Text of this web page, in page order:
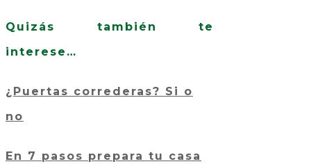
Quizás también te
interese…
¿Puertas correderas? Si o
no
En 7 pasos prepara tu casa